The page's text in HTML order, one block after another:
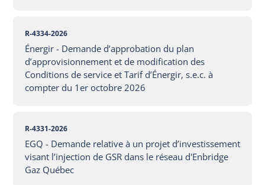
R-4334-2026
Énergir - Demande d’approbation du plan
d’approvisionnement et de modification des
Conditions de service et Tarif d’Énergir, s.e.c. à
compter du 1er octobre 2026
R-4331-2026
EGQ - Demande relative à un projet d’investissement
visant l’injection de GSR dans le réseau d'Enbridge
Gaz Québec